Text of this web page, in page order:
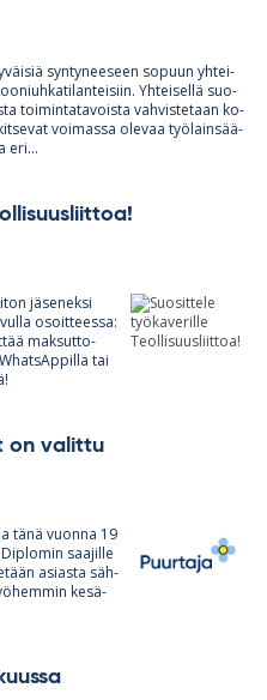
syn­ty­nee­seen so­puun yh­tei­
Yh­tei­sellä suo­
toi­min­ta­ta­voista vah­vis­te­taan ko­
voi­massa ole­vaa työ­lain­sää­
eri...
jä­se­neksi
osoit­teessa:
mak­sut­to­
tai
on va­littu
tänä vuonna 19
saa­jille
asiasta säh­
ke­sä­